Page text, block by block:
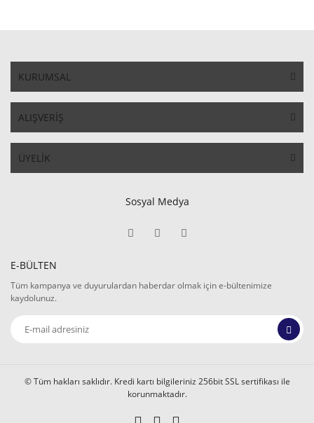
KURUMSAL
ALIŞVERİŞ
ÜYELİK
Sosyal Medya
E-BÜLTEN
Tüm kampanya ve duyurulardan haberdar olmak için e-bültenimize
kaydolunuz.
© Tüm hakları saklıdır. Kredi kartı bilgileriniz 256bit SSL sertifikası ile
korunmaktadır.